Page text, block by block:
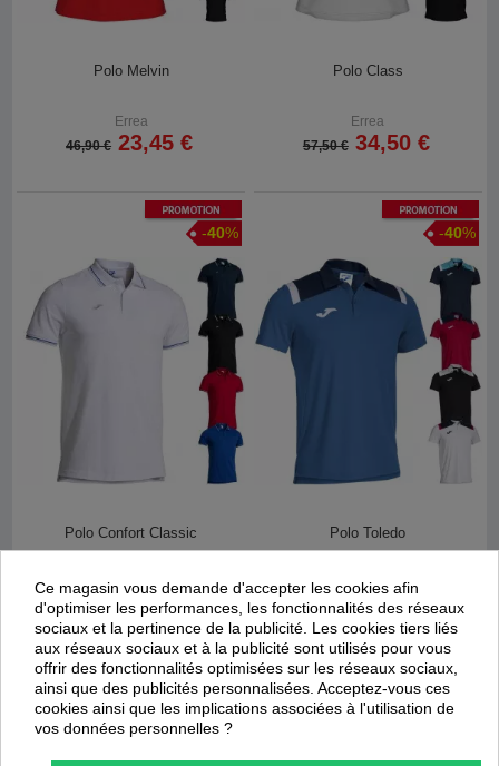
Polo Melvin
Errea
46,90 € 23,45 €
Polo Class
Errea
57,50 € 34,50 €
Promotion
-40%
Polo Confort Classic
Joma
34,90 € 20,94 €
Promotion
-40%
Polo Toledo
Joma
28,50 € 17,10 €
Promotion
-40%
Promotion
-40
Ce magasin vous demande d'accepter les cookies afin
d'optimiser les performances, les fonctionnalités des réseaux
sociaux et la pertinence de la publicité. Les cookies tiers liés
aux réseaux sociaux et à la publicité sont utilisés pour vous
offrir des fonctionnalités optimisées sur les réseaux sociaux,
ainsi que des publicités personnalisées. Acceptez-vous ces
cookies ainsi que les implications associées à l'utilisation de
vos données personnelles ?